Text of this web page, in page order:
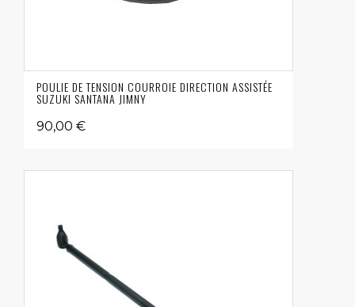
POULIE DE TENSION COURROIE DIRECTION ASSISTÉE
SUZUKI SANTANA JIMNY
90,00 €